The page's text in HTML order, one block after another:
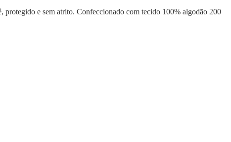
protegido e sem atrito. Confeccionado com tecido 100% algodão 200